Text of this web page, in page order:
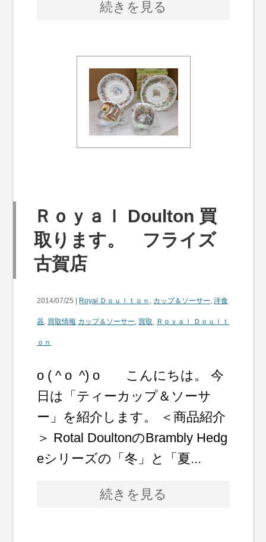
続きを見る
Ｒｏｙａｌ Doulton 買
取ります。 フライズ
古賀店
2014/07/25 | Royai Ｄｏｕｌｔｏｎ , カップ＆ソーサー,洋食
器, 買取情報 カップ＆ソーサー, 買取, Ｒｏｙａｌ Ｄｏｕｌｔ
ｏｎ
o ( ^ o ^) o こんにちは。 今
日は「ティーカップ＆ソーサ
ー」を紹介します。 ＜商品紹介
＞ Rotal DoultonのBrambly Hedg
eシリーズの「冬」と「夏...
続きを見る